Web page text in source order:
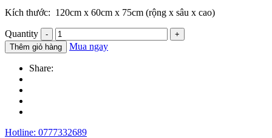
Kích thước: 120cm x 60cm x 75cm (rộng x sâu x cao)
Quantity
Thêm giỏ hàng Mua ngay
Share:
Hotline: 0777332689